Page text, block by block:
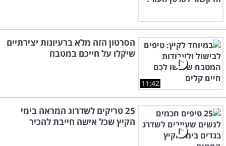
11:42
הסרטון הזה מלא ברעיונות יצירתיים
שיקלו על חייכם במטבח
25 טריקים לשדרוג המראה בימי
הקיץ שכל אישה חייבת להכיר